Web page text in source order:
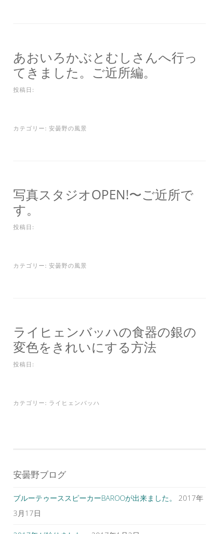
あおいろかぶとむしさんへ行っ
てきました。ご近所編。
投稿日:
カテゴリー: 安曇野の風景
写真スタジオOPEN!〜ご近所で
す。
投稿日:
カテゴリー: 安曇野の風景
ライヒェンバッハの食器の銀の
変色をきれいにする方法
投稿日:
カテゴリー: ライヒェンバッハ
安曇野ブログ
ブルーテゥーススピーカーBAROOが出来ました。
2017年
3月17日